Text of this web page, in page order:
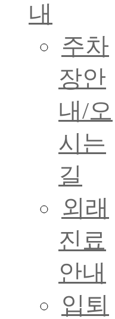
내
주차
장안
내/오
시는
길
외래
진료
안내
입퇴